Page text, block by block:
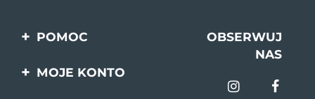
POMOC
Kontakt
OBSERWUJ
NAS
MOJE KONTO